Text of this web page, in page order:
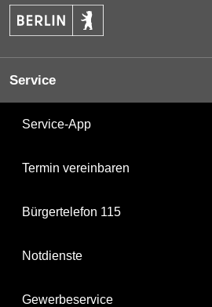
Service
Service-App
Termin vereinbaren
Bürgertelefon 115
Notdienste
Gewerbeservice